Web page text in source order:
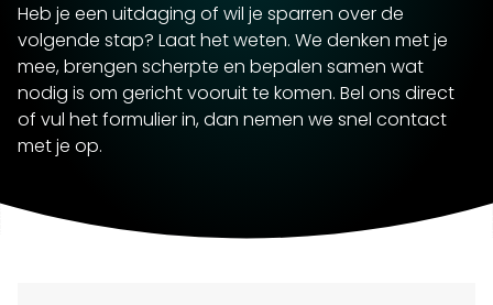
Heb je een uitdaging of wil je sparren over de
volgende stap? Laat het weten. We denken met je
mee, brengen scherpte en bepalen samen wat
nodig is om gericht vooruit te komen. Bel ons direct
of vul het formulier in, dan nemen we snel contact
met je op.